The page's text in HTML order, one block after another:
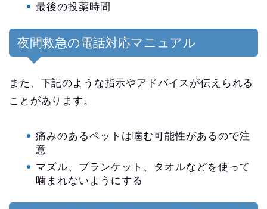
最後の投薬時間
夜間救急の電話対応マニュアル
また、下記のような指示やアドバイスが伝えられる
ことがあります。
痛みのあるペットは噛む可能性があるので注
意
マズル、ブランケット、タオルなどを使って
噛まれないようにする